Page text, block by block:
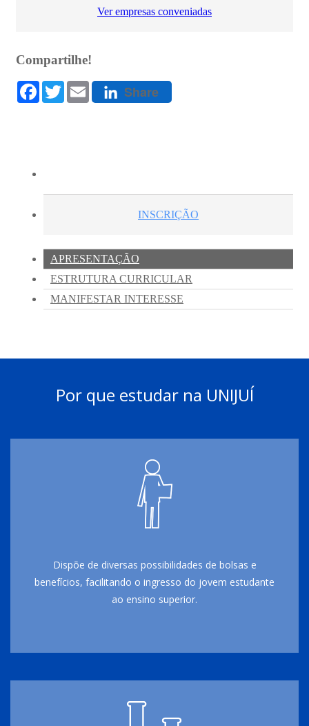
Por que estudar na UNIJUÍ
Dispõe de diversas possibilidades de bolsas e
benefícios, facilitando o ingresso do jovem estudante
ao ensino superior.